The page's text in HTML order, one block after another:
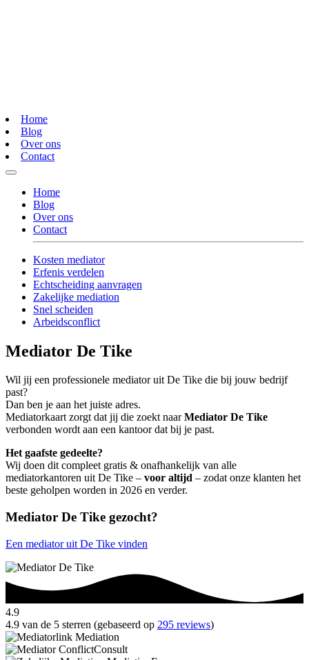
Home
Blog
Over ons
Contact
Home
Blog
Over ons
Contact
Kosten mediator
Erfenis verdelen
Echtscheiding aanvragen
Zakelijke mediation
Snel scheiden
Arbeidsconflict
Mediator De Tike
Wil jij een professionele mediator uit De Tike die bij jouw bedrijf
past?
Dan ben je aan het juiste adres.
Mediatorkaart zorgt dat jij die zoekt naarMediator De Tike
verbonden wordt aan een kantoor dat bij je past.
Het gaafste gedeelte?
Wij doen dit compleet gratis & onafhankelijk van alle
mediatorkantoren uit De Tike – voor altijd – zodat onze klanten het
beste geholpen worden in 2026 en verder.
Mediator De Tike gezocht?
Een mediator uit De Tike vinden
4.9
4.9 van de 5 sterren (gebaseerd op 295 reviews)